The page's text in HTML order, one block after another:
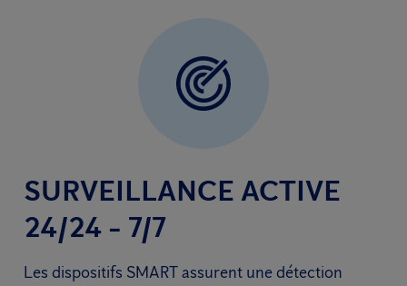
SURVEILLANCE ACTIVE
24/24 - 7/7
Les dispositifs SMART assurent une détection